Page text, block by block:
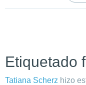
Etiquetado
Tatiana Scherz hizo